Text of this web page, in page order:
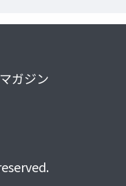
マガジン